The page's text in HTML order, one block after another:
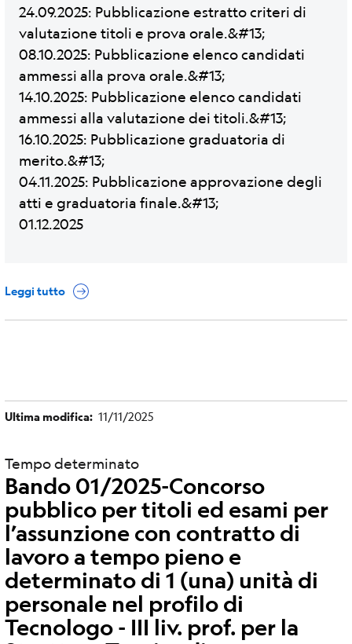
24.09.2025: Pubblicazione estratto criteri di
valutazione titoli e prova orale.&#13;
08.10.2025: Pubblicazione elenco candidati
ammessi alla prova orale.&#13;
14.10.2025: Pubblicazione elenco candidati
ammessi alla valutazione dei titoli.&#13;
16.10.2025: Pubblicazione graduatoria di
merito.&#13;
04.11.2025: Pubblicazione approvazione degli
atti e graduatoria finale.&#13;
01.12.2025
Leggi tutto
Ultima modifica 11/11/2025
Tempo determinato
Bando 01/2025-Concorso
pubblico per titoli ed esami per
l’assunzione con contratto di
lavoro a tempo pieno e
determinato di 1 (una) unità di
personale nel profilo di
Tecnologo - III liv. prof. per la